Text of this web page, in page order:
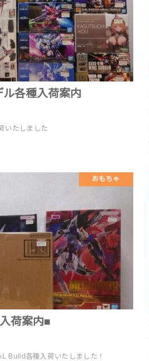
ル各種入荷案内
いたしました
おもちゃ
荷案内■
Build各種入荷いたしました！